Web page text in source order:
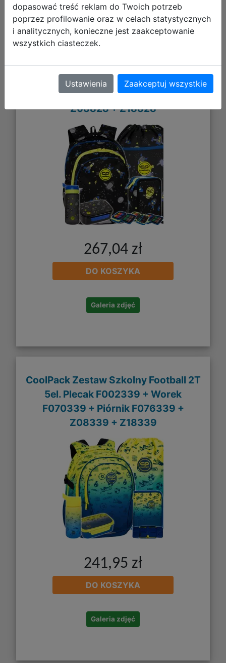
CoolPack Zestaw Szkolny Atlantis
5el. Plecak F029828 + Worek
F070828 + Piórnik F067828 +
Z08828 + Z18828
267,04 zł
DO KOSZYKA
Galeria zdjęć
CoolPack Zestaw Szkolny Football 2T
5el. Plecak F002339 + Worek
F070339 + Piórnik F076339 +
Z08339 + Z18339
241,95 zł
DO KOSZYKA
Galeria zdjęć
dopasować treść reklam do Twoich potrzeb
poprzez profilowanie oraz w celach statystycznych
i analitycznych, konieczne jest zaakceptowanie
wszystkich ciasteczek.
Ustawienia Zaakceptuj wszystkie